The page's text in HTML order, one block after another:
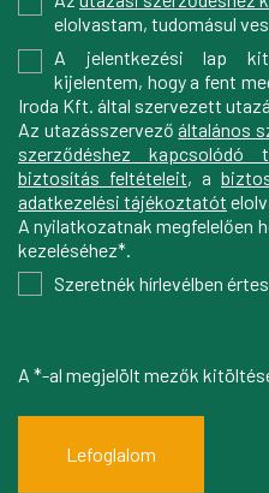
elolvastam, tudomásul
A jelentkezési lap
kijelentem, hogy a fent
Iroda Kft. által szervezett
Az utazásszervezőáltalános
szerződéshez kapcsolódó
biztosítás feltételeit, a
adatkezelési tájékoztatót
A nyilatkozatnak megfelelően
kezeléséhez*.
Szeretnék hírlevélben
A *-al megjelölt mezők
Lefoglalom